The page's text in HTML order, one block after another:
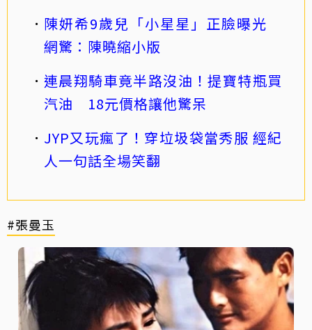
陳妍希9歲兒「小星星」正臉曝光
網驚：陳曉縮小版
連晨翔騎車竟半路沒油！提寶特瓶買
汽油 18元價格讓他驚呆
JYP又玩瘋了！穿垃圾袋當秀服 經紀
人一句話全場笑翻
#張曼玉